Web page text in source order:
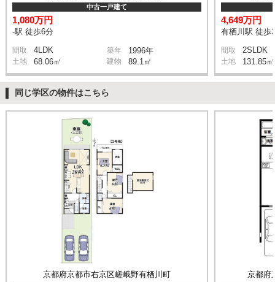
中古一戸建て
1,080万円
-駅 徒歩6分
間取 4LDK 築年 1996年
土地 68.06㎡ 建物 89.1㎡
4,649万円
有栖川駅 徒歩
間取 2SLDK
土地 131.85㎡
同じ学区の物件はこちら
京都府京都市右京区嵯峨野有栖川町 京都府